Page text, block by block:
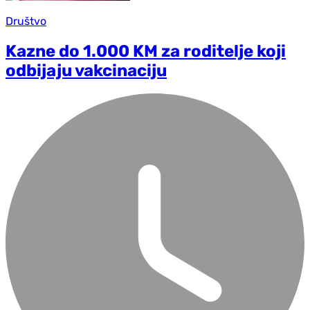
Društvo
Kazne do 1.000 KM za roditelje koji
odbijaju vakcinaciju